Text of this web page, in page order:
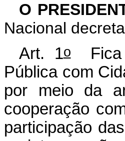
O
Nacional
Art. 1oFica
Pública com
por meio da
cooperação
participação